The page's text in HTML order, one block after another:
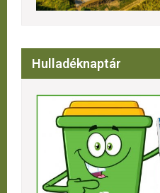
Hulladéknaptár